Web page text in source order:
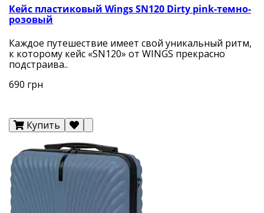
Кейс пластиковый Wings SN120 Dirty pink-темно-
розовый
Каждое путешествие имеет свой уникальный ритм,
к которому кейс «SN120» от WINGS прекрасно
подстраива..
690 грн
Купить